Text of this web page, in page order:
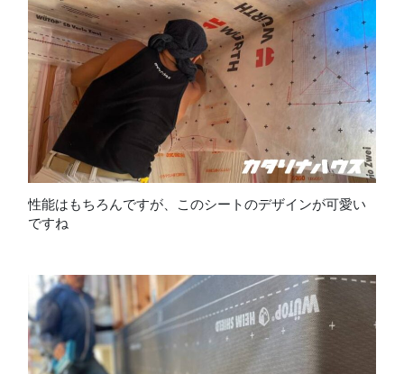
性能はもちろんですが、このシートのデザインが可愛い
ですね